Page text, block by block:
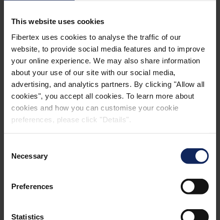
This website uses cookies
Fibertex uses cookies to analyse the traffic of our
website, to provide social media features and to improve
your online experience. We may also share information
about your use of our site with our social media,
advertising, and analytics partners. By clicking "Allow all
cookies", you accept all cookies. To learn more about
cookies and how you can customise your cookie
preferences, please click "Details".
Selection
Necessary
Preferences
Statistics
100% POLYESTER –
WASSERSTRAHLVERFESTIGT –
KEINE BINDEMITTEL
Surfitex™ist ein synthetischer Schleier, der bei der
Herstellung von FRP-Komponenten, einschließlich
Rohren, Tanks, Fassadenpaneelen und
wird zu 100 % aus Polyesterfasern
hergestellt, die unter Hochdruck wasserstrahlverfestigt
Einsatz, wodurch keine chemische Kontamination des